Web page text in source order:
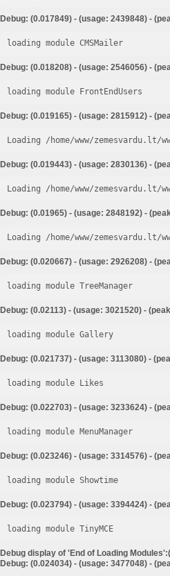
Debug: (0.017849) - (usage: 2439848) -
loading module CMSMailer
Debug: (0.018208) - (usage: 2546056) -
loading module FrontEndUsers
Debug: (0.019165) - (usage: 2815912) -
Loading /home/www/
Debug: (0.019443) - (usage: 2830136) -
Loading /home/www/
Debug: (0.01965) - (usage: 2848192) -
Loading /home/www/
Debug: (0.020667) - (usage: 2926208) -
loading module TreeManager
Debug: (0.02113) - (usage: 3021520) -
loading module Gallery
Debug: (0.021737) - (usage: 3113080) -
loading module Likes
Debug: (0.022703) - (usage: 3233624) -
loading module MenuManager
Debug: (0.023246) - (usage: 3314576) -
loading module Showtime
Debug: (0.023794) - (usage: 3394424) -
loading module TinyMCE
Debug display of 'End of Loading
Debug: (0.024034) - (usage: 3477048) -